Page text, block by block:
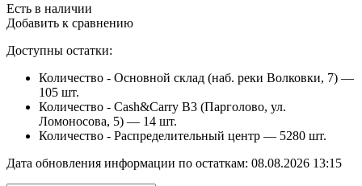
Есть в наличии
Добавить к сравнению
Доступны остатки:
Количество - Основной склад (наб. реки Волковки, 7) —
105 шт.
Количество - Cash&Carry B3 (Парголово, ул.
Ломоносова, 5) — 14 шт.
Количество - Распределительный центр — 5280 шт.
Дата обновления информации по остаткам: 08.08.2026 13:15